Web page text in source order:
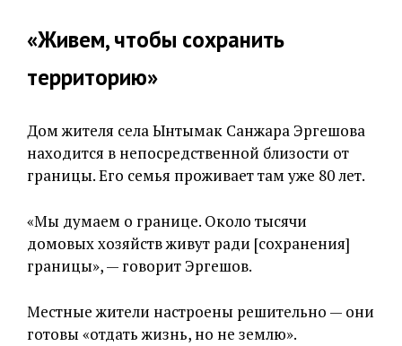
«Живем, чтобы сохранить
территорию»
Дом жителя села Ынтымак Санжара Эргешова
находится в непосредственной близости от
границы. Его семья проживает там уже 80 лет.
«Мы думаем о границе. Около тысячи
домовых хозяйств живут ради [сохранения]
границы», — говорит Эргешов.
Местные жители настроены решительно — они
готовы «отдать жизнь, но не землю».